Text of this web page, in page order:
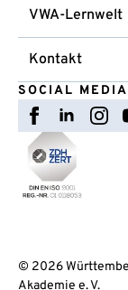
VWA-Lernwelt
Kontakt
SOCIAL MEDIA
© 2026
Akademie e. V.